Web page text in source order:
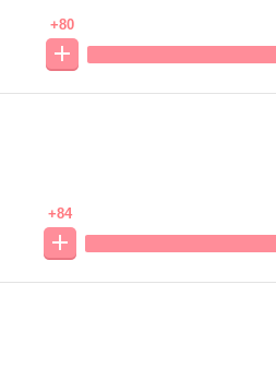
+80
+84